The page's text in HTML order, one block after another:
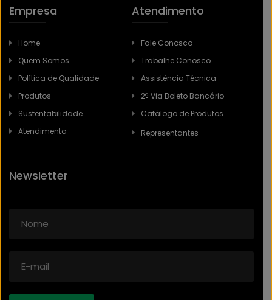
FIM DE ANO É TEMPO DE REFLEXÃO:
PRIORIDADE EM 2026
CARBOGRAFITE JÁ LANÇOU MAIS DE
10 NOVOS MODELOS DE LUVAS EM
Empresa
Home
Quem Somos
Política de Qualidade
Produtos
Sustentabilidade
Atendimento
Atendimento
Fale Conosco
Trabalhe Conosco
Assistência Técnica
2ª Via Boleto Bancário
Catálogo de Produtos
Representantes
Newsletter